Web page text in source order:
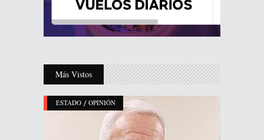
Más Vistos
ESTADO / OPINIÓN